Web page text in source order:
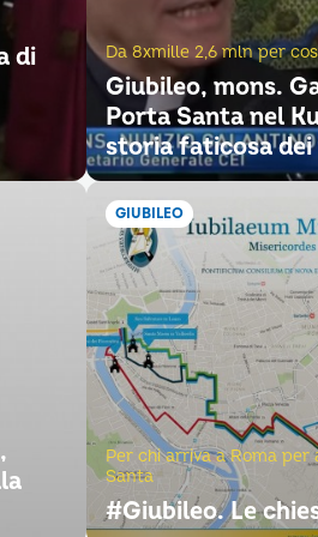
di
Da 8xmille 2,6 mln per
Giubileo, mons.
Porta Santa nel
storia faticosa dei
GIUBILEO
Per chi arriva a Roma
Santa
#Giubileo. Le